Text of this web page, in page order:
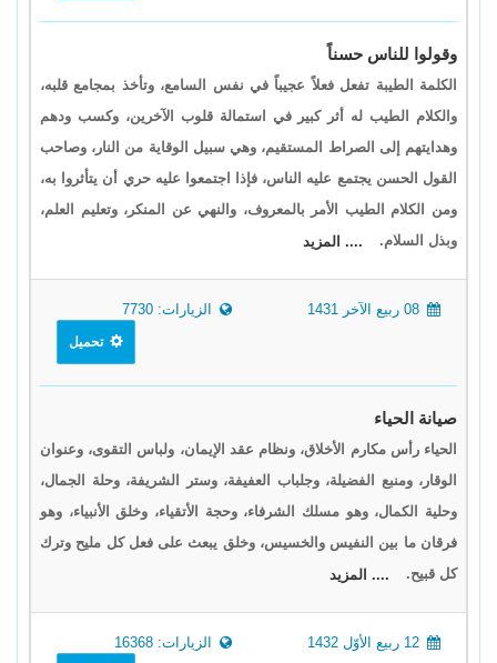
وقولوا للناس حسناً
الكلمة الطيبة تفعل فعلاً عجيباً في نفس السامع، وتأخذ بمجامع قلبه،
والكلام الطيب له أثر كبير في استمالة قلوب الآخرين، وكسب ودهم
وهدايتهم إلى الصراط المستقيم، وهي سبيل الوقاية من النار، وصاحب
القول الحسن يجتمع عليه الناس، فإذا اجتمعوا عليه حري أن يتأثروا به،
ومن الكلام الطيب الأمر بالمعروف، والنهي عن المنكر، وتعليم العلم،
وبذل السلام.
.... المزيد
الزيارات: 7730
تحميل
صيانة الحياء
الحياء رأس مكارم الأخلاق، ونظام عقد الإيمان، ولباس التقوى، وعنوان
الوقار، ومنبع الفضيلة، وجلباب العفيفة، وستر الشريفة، وحلة الجمال،
وحلية الكمال، وهو مسلك الشرفاء، وحجة الأتقياء، وخلق الأنبياء، وهو
فرقان ما بين النفيس والخسيس، وخلق يبعث على فعل كل مليح وترك
كل قبيح.
.... المزيد
الزيارات: 16368